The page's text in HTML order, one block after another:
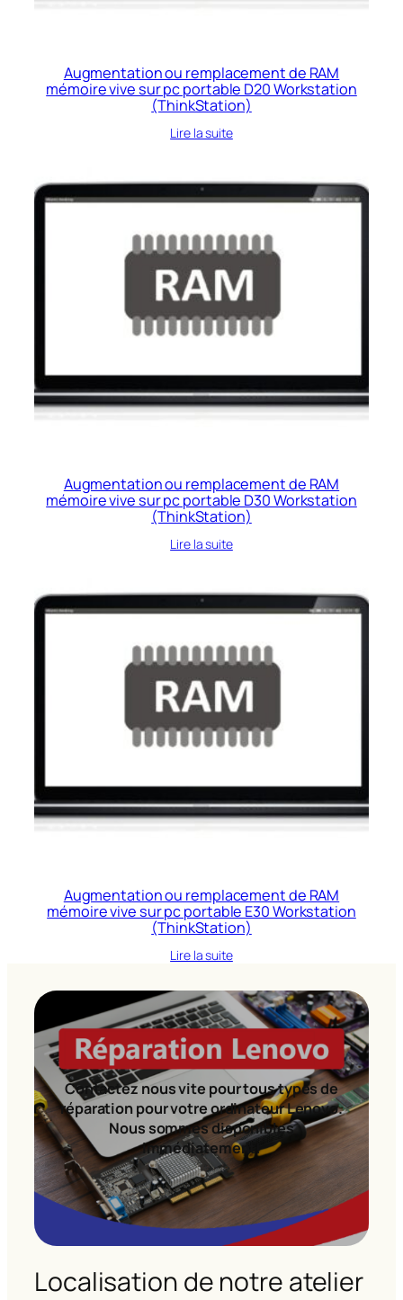
Augmentation ou remplacement de RAM
mémoire vive sur pc portable D20 Workstation
(ThinkStation)
Lire la suite
Augmentation ou remplacement de RAM
mémoire vive sur pc portable D30 Workstation
(ThinkStation)
Lire la suite
Augmentation ou remplacement de RAM
mémoire vive sur pc portable E30 Workstation
(ThinkStation)
Lire la suite
Contactez nous vite pour tous types de
réparation pour votre ordinateur Lenovo.
Nous sommes disponibles
immédiatement!
Localisation de notre atelier